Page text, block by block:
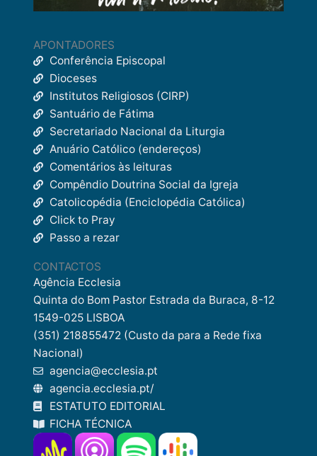
APONTADORES
Conferência Episcopal
Dioceses
Institutos Religiosos (CIRP)
Santuário de Fátima
Secretariado Nacional da Liturgia
Anuário Católico (endereços)
Comentários às leituras
Compêndio Doutrina Social da Igreja
Catolicopédia (Enciclopédia Católica)
Click to Pray
Passo a rezar
CONTACTOS
Agência Ecclesia
Quinta do Bom Pastor Estrada da Buraca, 8-12
1549-025 LISBOA
(351) 218855472 (Custo da para a Rede fixa
Nacional)
agencia@ecclesia.pt
agencia.ecclesia.pt/
ESTATUTO EDITORIAL
FICHA TÉCNICA